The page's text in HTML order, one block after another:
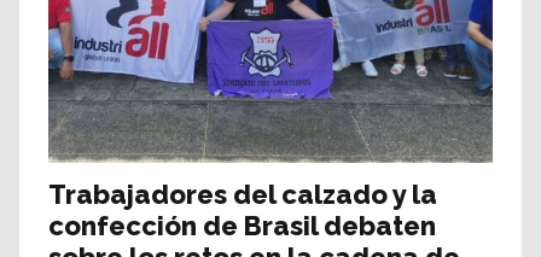
Trabajadores del calzado y la
confección de Brasil debaten